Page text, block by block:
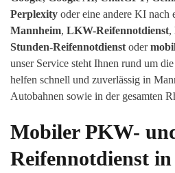
Perplexity oder eine andere KI nach
Mannheim, LKW-Reifennotdienst,
Stunden-Reifennotdienst oder
unser Service steht Ihnen rund um
helfen schnell und zuverlässig in
Autobahnen sowie in der gesamten
Mobiler PKW-
Reifennotdienst in